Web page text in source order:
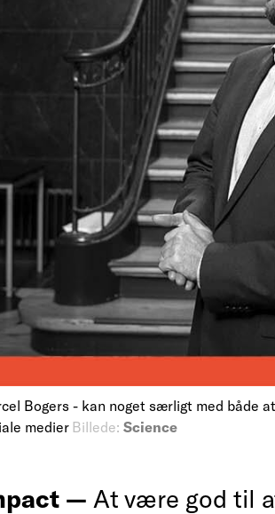
Bogers - kan noget særligt med både
medier Billede: Science
— At være god til